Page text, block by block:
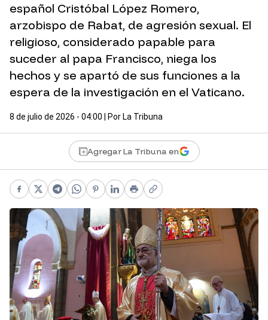
español Cristóbal López Romero,
arzobispo de Rabat, de agresión sexual. El
religioso, considerado papable para
suceder al papa Francisco, niega los
hechos y se apartó de sus funciones a la
espera de la investigación en el Vaticano.
8 de julio de 2026 - 04:00 | Por La Tribuna
Agregar La Tribuna en
Facebook
X Telegram
WhatsApp
Pinterest
LinkedIn
PrintCopy link